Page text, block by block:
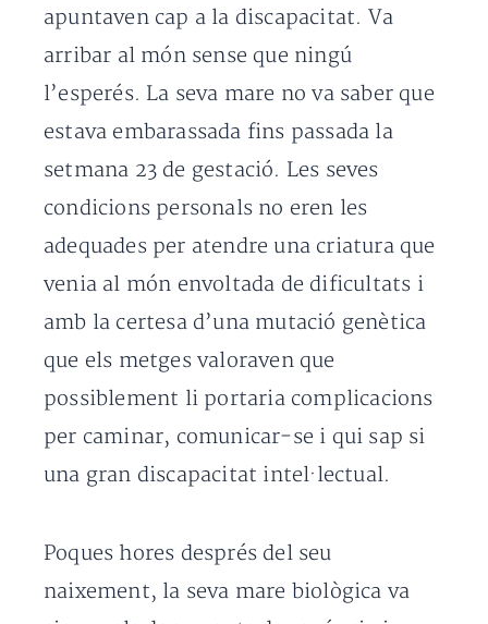
apuntaven cap a la discapacitat. Va
arribar al món sense que ningú
l’esperés. La seva mare no va saber que
estava embarassada fins passada la
setmana 23 de gestació. Les seves
condicions personals no eren les
adequades per atendre una criatura que
venia al món envoltada de dificultats i
amb la certesa d’una mutació genètica
que els metges valoraven que
possiblement li portaria complicacions
per caminar, comunicar-se i qui sap si
una gran discapacitat intel·lectual.
Poques hores després del seu
naixement, la seva mare biològica va